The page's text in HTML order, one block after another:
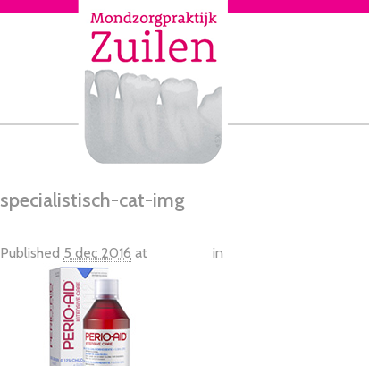
specialistisch-cat-img
Published 5 dec 2016 at in